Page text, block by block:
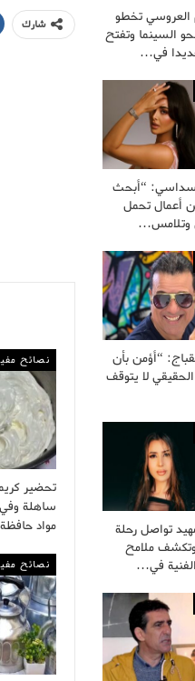
شارك
نصائح
تحضير
ساهلة
مواد حافظة
نصائح
العروسي تخطو
السينما وتفتح
في…
“أبحث
أعمال تحمل
وتلامس…
“أؤمن بأن
لا يتوقف
تواصل رحلة
وتكشف ملامح
في…